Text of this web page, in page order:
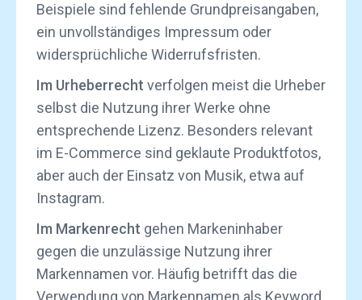
Beispiele sind fehlende Grundpreisangaben,
ein unvollständiges Impressum oder
widersprüchliche Widerrufsfristen.
Im Urheberrecht verfolgen meist die Urheber
selbst die Nutzung ihrer Werke ohne
entsprechende Lizenz. Besonders relevant
im E-Commerce sind geklaute Produktfotos,
aber auch der Einsatz von Musik, etwa auf
Instagram.
Im Markenrecht gehen Markeninhaber
gegen die unzulässige Nutzung ihrer
Markennamen vor. Häufig betrifft das die
Verwendung von Markennamen als Keyword,